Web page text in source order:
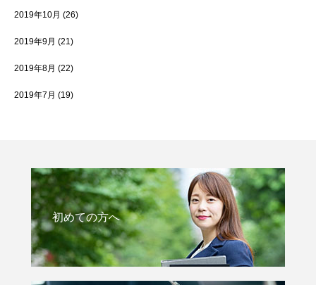
2019年10月 (26)
2019年9月 (21)
2019年8月 (22)
2019年7月 (19)
初めての方へ